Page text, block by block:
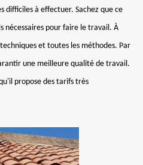
difficiles à effectuer. Sachez que ce
nécessaires pour faire le travail. À
et toutes les méthodes. Par
une meilleure qualité de travail.
propose des tarifs très